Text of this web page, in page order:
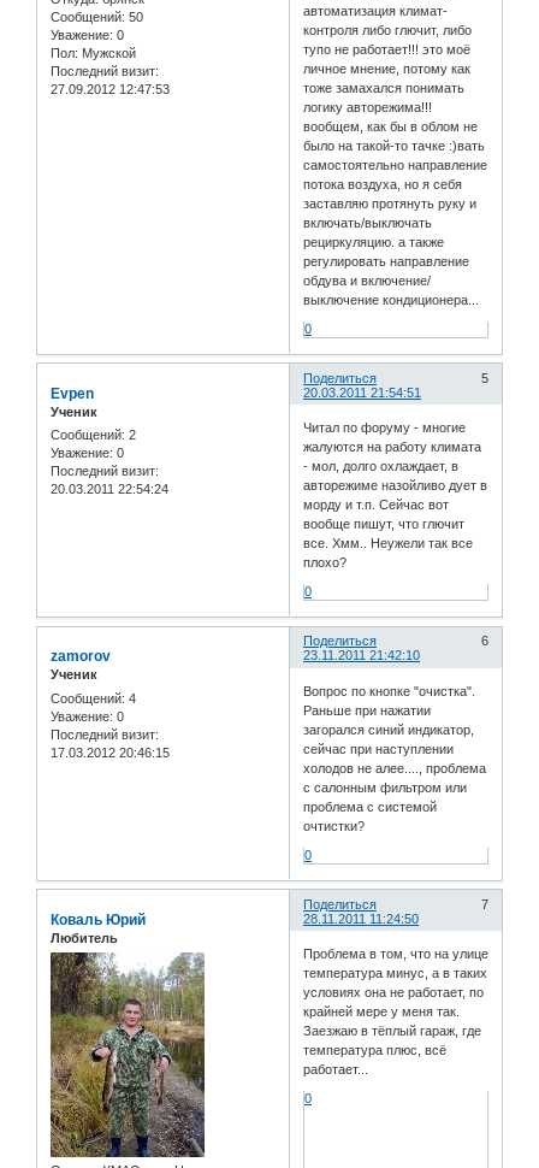
Сообщений: 50
Уважение: 0
Пол: Мужской
Последний визит:
27.09.2012 12:47:53
автоматизация климат-
контроля либо глючит, либо
тупо не работает!!! это моё
личное мнение, потому как
тоже замахался понимать
логику авторежима!!!
вообщем, как бы в облом не
было на такой-то тачке :)вать
самостоятельно направление
потока воздуха, но я себя
заставляю протянуть руку и
включать/выключать
рециркуляцию. а также
регулировать направление
обдува и включение/
выключение кондиционера...
0
Поделиться
5
20.03.2011 21:54:51
Evpen
Ученик
Сообщений: 2
Уважение: 0
Последний визит:
20.03.2011 22:54:24
Читал по форуму - многие
жалуются на работу климата
- мол, долго охлаждает, в
авторежиме назойливо дует в
морду и т.п. Сейчас вот
вообще пишут, что глючит
все. Хмм.. Неужели так все
плохо?
0
Поделиться
6
23.11.2011 21:42:10
zamorov
Ученик
Сообщений: 4
Уважение: 0
Последний визит:
17.03.2012 20:46:15
Вопрос по кнопке "очистка".
Раньше при нажатии
загорался синий индикатор,
сейчас при наступлении
холодов не алее...., проблема
с салонным фильтром или
проблема с системой
очтистки?
0
Поделиться
7
28.11.2011 11:24:50
Коваль Юрий
Любитель
Проблема в том, что на улице
температура минус, а в таких
условиях она не работает, по
крайней мере у меня так.
Заезжаю в тёплый гараж, где
температура плюс, всё
работает...
0